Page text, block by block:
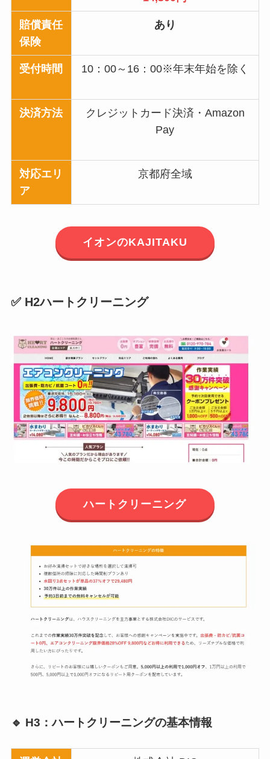
賠償責任
保険
あり
受付時間 10：00～16：00※年末年始を除く
決済方法
クレジットカード決済・Amazon
Pay
対応エリ
ア
京都府全域
イオンのKAJITAKU
✅ H2ハートクリーニング
ハートクリーニング
🔹 H3：ハートクリーニングの基本情報